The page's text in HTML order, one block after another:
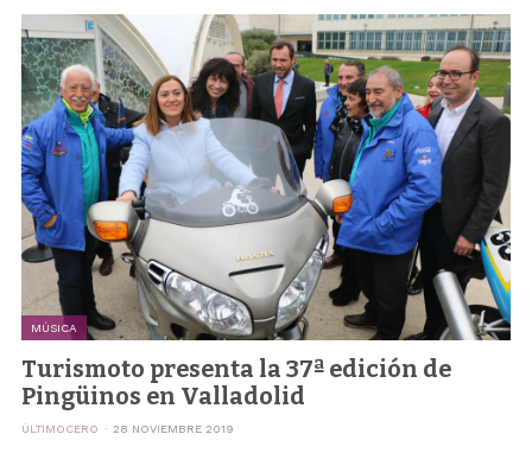
MÚSICA
Turismoto presenta la 37ª edición de
Pingüinos en Valladolid
ÚLTIMOCERO 28 NOVIEMBRE 2019